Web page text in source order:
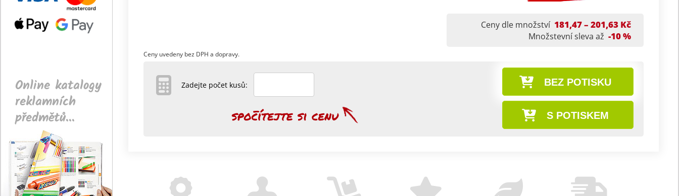
Online katalogy
reklamních
předmětů...
Ceny dle množství 181,47 – 201,63 Kč
Množstevní sleva až -10 %
Ceny uvedeny bez DPH a dopravy.
BEZ POTISKU
S POTISKEM
Zadejte počet kusů: